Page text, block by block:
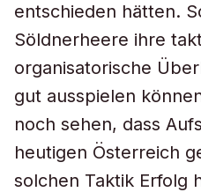
entschieden hätten.
Söldnerheere ihre
organisatorische
gut ausspielen
noch sehen, dass
heutigen Österreich
solchen Taktik Erfolg